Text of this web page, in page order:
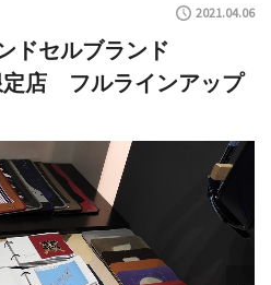
2021.04.06
ドセルブランド
定店 フルラインアップ